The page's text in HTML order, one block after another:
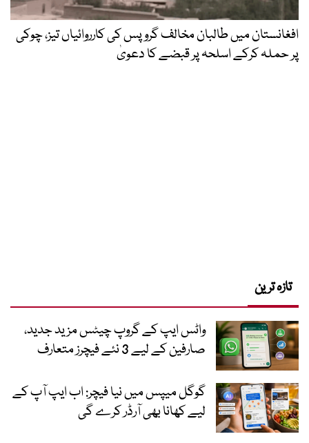
افغانستان میں طالبان مخالف گروپس کی کارروائیاں تیز، چوکی
پر حملہ کرکے اسلحہ پر قبضے کا دعویٰ
تازہ ترین
واٹس ایپ کے گروپ چیٹس مزید جدید،
صارفین کے لیے 3 نئے فیچرز متعارف
گوگل میپس میں نیا فیچر: اب ایپ آپ کے
لیے کھانا بھی آرڈر کرے گی